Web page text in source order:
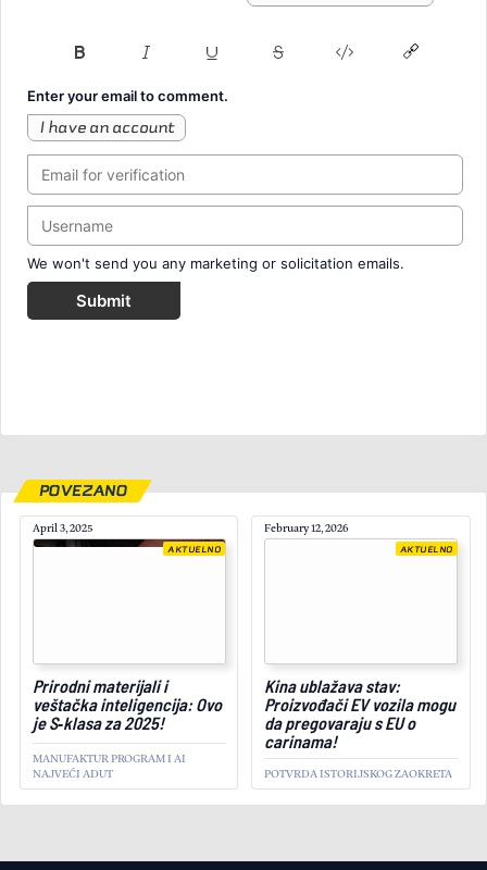
Enter your email to comment.
I have an account
We won't send you any marketing or solicitation emails.
Submit
POVEZANO
April 3, 2025
Prirodni materijali i
veštačka inteligencija: Ovo
je S‑klasa za 2025!
MANUFAKTUR PROGRAM I AI
NAJVEĆI ADUT
AKTUELNO
February 12, 2026
Kina ublažava stav:
Proizvođači EV vozila mogu
da pregovaraju s EU o
carinama!
POTVRDA ISTORIJSKOG ZAOKRETA
AKTUELNO
July 8, 2025
partner Tour de France